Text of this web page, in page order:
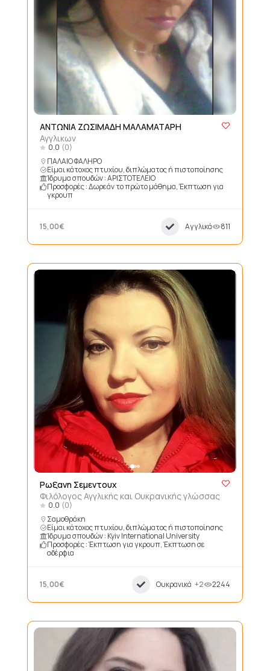
ΑΝΤΩΝΙΑ ΖΩΣΙΜΑΔΗ ΜΑΛΑΜΑΤΑΡΗ
Αγγλικων
0.0 (0)
ΠΑΛΑΙΟ ΦΑΛΗΡΟ
Είμαι κάτοχος πτυχίου, διπλώματος ή πιστοποίησης
Ίδρυμα σπουδών : ΑΡΙΣΤΟΤΕΛΕΙΟ
Προσφορές : Δωρεάν το πρώτο μάθημα, Έκπτωση για
γκρουπ
15,00€ Αγγλικά 811
Ρωξανη Σεμεντουχ
Φιλόλογος Αγγλικής και Ουκρανικής γλώσσας
0.0 (0)
Σαμοθράκη
Είμαι κάτοχος πτυχίου, διπλώματος ή πιστοποίησης
Ίδρυμα σπουδών : Kyiv International University
Προσφορές : Έκπτωση για γκρουπ, Έκπτωση σε
αδέρφια
15,00€ Ουκρανικά +2 2244